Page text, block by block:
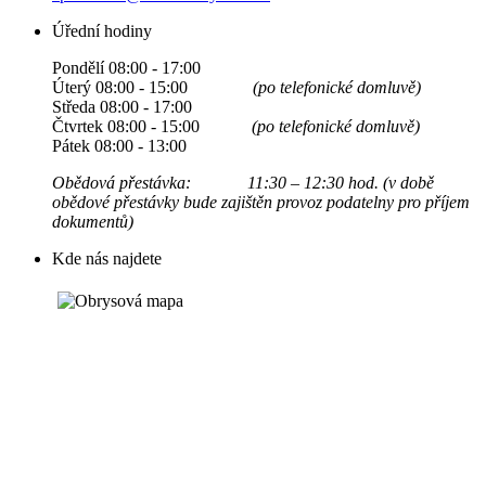
Úřední hodiny
Pondělí 08:00 - 17:00
Úterý 08:00 - 15:00 (po telefonické domluvě)
Středa 08:00 - 17:00
Čtvrtek 08:00 - 15:00 (po telefonické domluvě)
Pátek 08:00 - 13:00
Obědová přestávka: 11:30 – 12:30 hod. (v době
obědové přestávky bude zajištěn provoz podatelny pro příjem
dokumentů)
Kde nás najdete